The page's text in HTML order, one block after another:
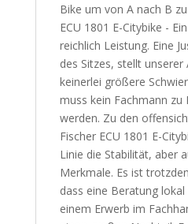
Bike um von A nach B
ECU 1801 E-Citybike -
reichlich Leistung. Eine
des Sitzes, stellt unserer
keinerlei größere
muss kein Fachmann zu
werden. Zu den
Fischer ECU 1801 E-
Linie die Stabilität, aber
Merkmale. Es ist
dass eine Beratung
einem Erwerb im